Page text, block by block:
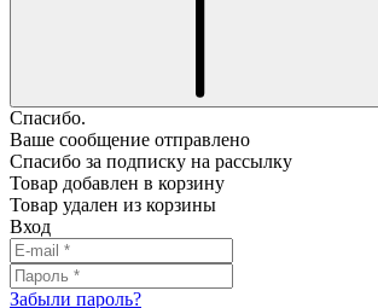
Спасибо.
Ваше сообщение отправлено
Спасибо за подписку на рассылку
Товар добавлен в корзину
Товар удален из корзины
Вход
Забыли пароль?